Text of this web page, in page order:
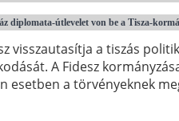
diplomata-útlevelet von be a Tisza-
visszautasítja a tiszás
A Fidesz
esetben a törvényeknek